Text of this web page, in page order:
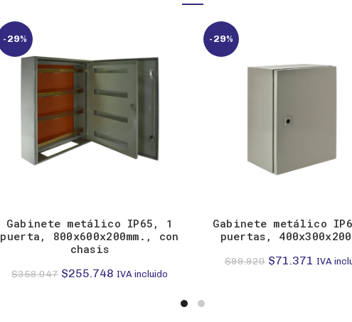
-29%
Gabinete metálico IP65, 1
puerta, 800x600x200mm., con
chasis
$358.047 El
$255.748 El
IVA incluido
-29%
Gabinete metálico
puertas,
$99.920 El
$71.371 El
IVA